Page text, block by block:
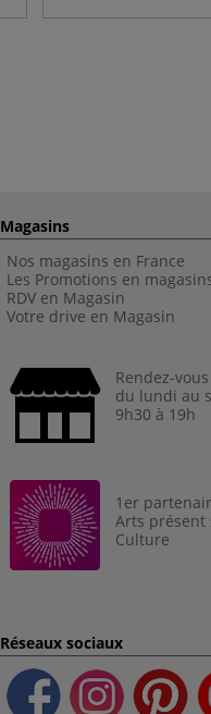
Magasins
Nos magasins en France
Les Promotions en
RDV en Magasin
Votre drive en Magasin
Rendez-
du lundi au
9h30 à 19h
1er
Arts présent
Culture
Réseaux sociaux